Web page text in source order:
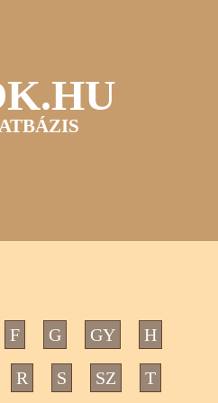
F G GY H
R S SZ T